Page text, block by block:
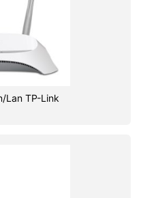
Lan TP-Link